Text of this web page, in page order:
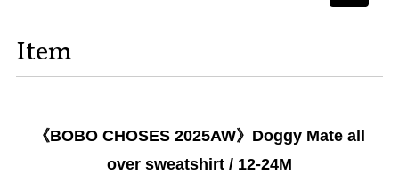
Item
《BOBO CHOSES 2025AW》Doggy Mate all
over sweatshirt / 12-24M